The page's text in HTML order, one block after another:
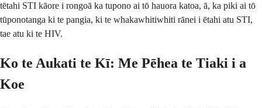
tētahi STI kāore i rongoā ka tupono ai tō hauora katoa, ā, ka piki ai tō
tūponotanga ki te pangia, ki te whakawhitiwhiti rānei i ētahi atu STI,
tae atu ki te HIV.
Ko te Aukati te Kī: Me Pēhea te Tiaki i a
Koe